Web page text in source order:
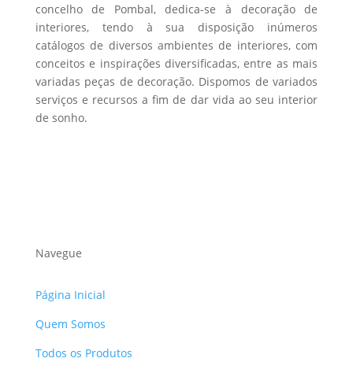
concelho de Pombal, dedica-se à decoração de
interiores, tendo à sua disposição inúmeros
catálogos de diversos ambientes de interiores, com
conceitos e inspirações diversificadas, entre as mais
variadas peças de decoração. Dispomos de variados
serviços e recursos a fim de dar vida ao seu interior
de sonho.
Navegue
Página Inicial
Quem Somos
Todos os Produtos